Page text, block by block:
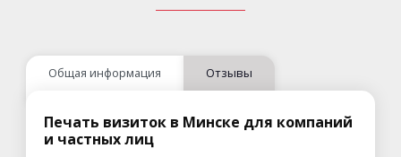
Общая информация Отзывы
Печать визиток в Минске для компаний
и частных лиц